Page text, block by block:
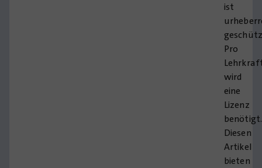
ist
Pro
wird
eine
Lizenz
benötigt.
Diesen
Artikel
bieten